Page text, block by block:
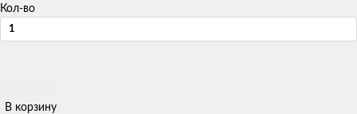
Кол-во
В корзину